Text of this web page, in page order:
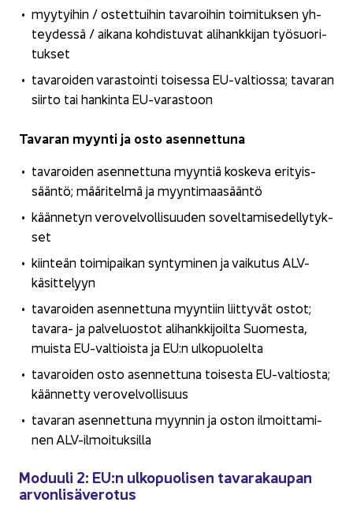
myy­tyi­hin / os­tet­tui­hin ta­va­roi­hin toi­mi­tuk­sen yh­
tey­des­sä / ai­ka­na koh­dis­tu­vat ali­hank­ki­jan työ­suo­ri­
tuk­set
ta­va­roi­den va­ras­toin­ti toi­ses­sa EU-​valtiossa; ta­va­ran
siir­to tai han­kin­ta EU-​varastoon
Ta­va­ran myyn­ti ja osto asen­net­tu­na
ta­va­roi­den asen­net­tu­na myyn­tiä kos­ke­va eri­tyis­
sään­tö; mää­ri­tel­mä ja myyn­ti­maa­sään­tö
kään­ne­tyn ve­ro­vel­vol­li­suu­den so­vel­ta­mi­se­del­ly­tyk­
set
kiin­teän toi­mi­pai­kan syn­ty­mi­nen ja vai­ku­tus ALV-​
käsittelyyn
ta­va­roi­den asen­net­tu­na myyn­tiin liit­ty­vät ostot;
tavara-​ ja pal­ve­luos­tot ali­hank­ki­joil­ta Suo­mes­ta,
muis­ta EU-​valtioista ja EU:n ul­ko­puo­lel­ta
ta­va­roi­den osto asen­net­tu­na toi­ses­ta EU-​valtiosta;
kään­net­ty ve­ro­vel­vol­li­suus
ta­va­ran asen­net­tu­na myyn­nin ja oston il­moit­ta­mi­
nen ALV-​ilmoituksilla
Mo­duu­li 2: EU:n ul­ko­puo­li­sen ta­va­ra­kau­pan
ar­von­li­sä­ve­ro­tus